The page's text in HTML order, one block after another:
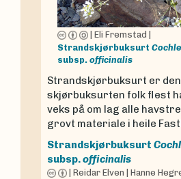
Eli Fremstad
Strandskjørbuksurt
subsp. officinalis
Strandskjørbuksurt er den
skjørbuksurten folk flest
veks på om lag alle
grovt materiale i heile
Strandskjørbuksurt
subsp.officinalis
Reidar Elven Hanne